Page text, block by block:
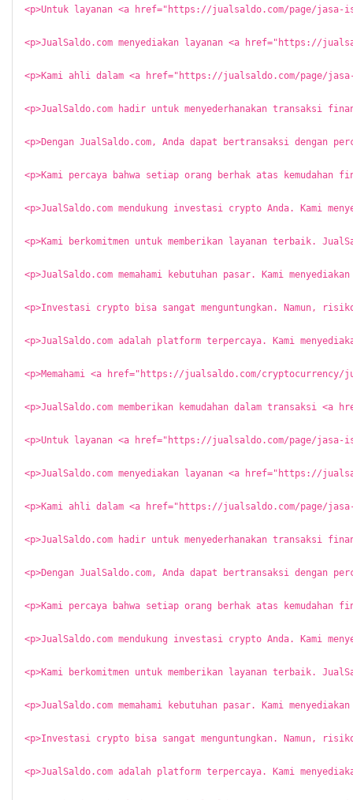
<p>JualSaldo.com adalah platform terpercaya. Kami menyediakan layanan lengkap. Mulai dari crypto hingga pembayaran digital. Percayakan kebutuhan Anda kepada kami. JualSaldo.com, solusi digital Anda.</p>

<p>Memahami <a href="https://jualsaldo.com/cryptocurrency/jual-beli-tether" title="harga usdt hari ini">harga usdt hari ini</a> sangat penting. JualSaldo.com membantu Anda dalam <a href="https://jualsaldo.com/cryptocurrency/jual-beli-tether" title="cara beli usdt">cara beli usdt</a>. Kami juga menyediakan layanan <a href="https://jualsaldo.com/cryptocurrency/jual-beli-tether" title="staking usdt indonesia">staking usdt indonesia</a>.</p>

<p>JualSaldo.com memberikan kemudahan dalam transaksi <a href="https://jualsaldo.com/cryptocurrency/jual-beli-bnb" title="bnb crypto">bnb crypto</a>. Dapatkan informasi terkini mengenai <a href="https://jualsaldo.com/cryptocurrency/jual-beli-bnb" title="harga bnb hari ini">harga bnb hari ini</a>. Kami juga melayani <a href="https://jualsaldo.com/cryptocurrency/jual-beli-bnb" title="bnb to idr">bnb to idr</a>.</p>

<p>Untuk layanan <a href="https://jualsaldo.com/page/jasa-isi-saldo-paypal" title="jasa isi saldo paypal">jasa isi saldo paypal</a>, JualSaldo.com adalah pilihan tepat. Kami juga menyediakan <a href="https://jualsaldo.com/page/jasa-isi-saldo-paypal" title="beli saldo paypal">beli saldo paypal</a>. Dapatkan <a href="https://jualsaldo.com/page/jasa-isi-saldo-paypal" title="top up paypal murah">top up paypal murah</a> dengan mudah.</p>

<p>JualSaldo.com menyediakan layanan <a href="https://jualsaldo.com/page/beli-saldo-payoneer" title="Jual Saldo Payoneer">Jual Saldo Payoneer</a>. Kami juga melayani <a href="https://jualsaldo.com/page/beli-saldo-payoneer" title="beli saldo payoneer">beli saldo payoneer</a>. Dapatkan rate terbaik untuk <a href="https://jualsaldo.com/page/beli-saldo-payoneer" title="rate payoneer hari ini">rate payoneer hari ini</a>.</p>

<p>Kami ahli dalam <a href="https://jualsaldo.com/page/jasa-pakar-seo-backlink-website-murah" title="Jasa seo">Jasa seo</a>. Dapatkan <a href="https://jualsaldo.com/page/jasa-pakar-seo-backlink-website-murah" title="jasa backlink">jasa backlink</a> berkualitas. Kami juga menawarkan <a href="https://jualsaldo.com/page/jasa-pakar-seo-backlink-website-murah" title="backlink murah">backlink murah</a>.</p>

<p>JualSaldo.com hadir untuk menyederhanakan transaksi finansial Anda. Kami terus berinovasi. Dapatkan pengalaman terbaik bersama kami. JualSaldo.com, solusi digital terpercaya Anda.</p>

<p>Dengan JualSaldo.com, Anda dapat bertransaksi dengan percaya diri. Keamanan dan kecepatan adalah jaminan kami. JualSaldo.com, mitra digital Anda yang handal.</p>

<p>Kami percaya bahwa setiap orang berhak atas kemudahan finansial digital. JualSaldo.com mewujudkan hal tersebut. Kunjungi situs kami dan temukan solusinya. JualSaldo.com, pilihan cerdas